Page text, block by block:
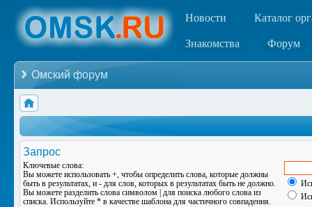
Новости Каталог
Знакомства Форум
Омский форум
Запрос
Ключевые слова:
Вы можете использовать +, чтобы определить слова, которые должны
быть в результатах, и - для слов, которых в результатах быть не должно.
Вы можете разделить слова символом для поиска любого слова из
списка. Используйте * в качестве шаблона для частичного совпадения.